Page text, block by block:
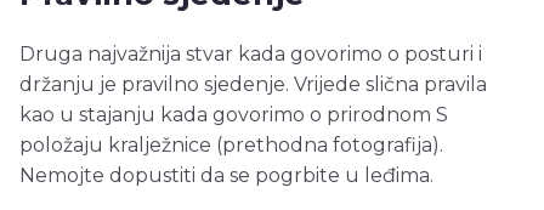
Druga najvažnija stvar kada govorimo o posturi i
držanju je pravilno sjedenje. Vrijede slična pravila
kao u stajanju kada govorimo o prirodnom S
položaju kralježnice (prethodna fotografija).
Nemojte dopustiti da se pogrbite u leđima.